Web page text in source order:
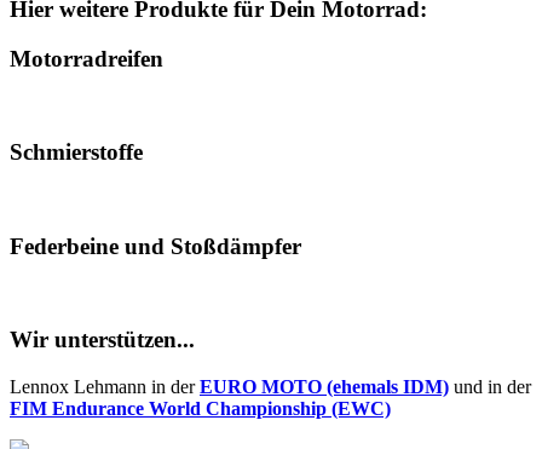
Hier weitere Produkte für Dein Motorrad:
Motorradreifen
Schmierstoffe
Federbeine und Stoßdämpfer
Wir unterstützen...
Lennox Lehmann in derEURO MOTO (ehemals IDM) und in der
FIM Endurance World Championship (EWC)